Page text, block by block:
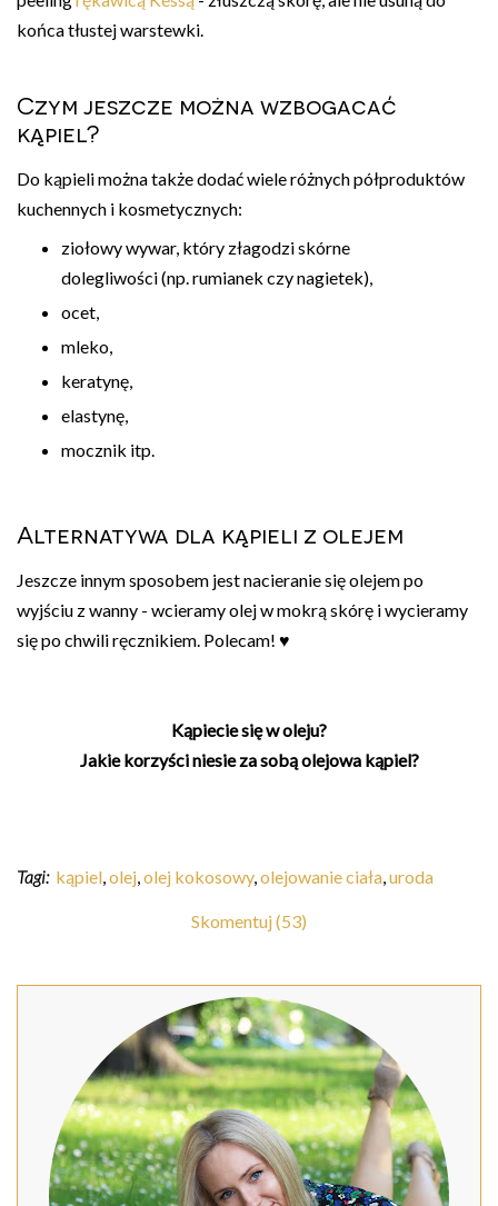
końca tłustej warstewki.
Czym jeszcze można wzbogacać
kąpiel?
Do kąpieli można także dodać wiele różnych półproduktów
kuchennych i kosmetycznych:
ziołowy wywar, który złagodzi skórne
dolegliwości (np. rumianek czy nagietek),
ocet,
mleko,
keratynę,
elastynę,
mocznik itp.
Alternatywa dla kąpieli z olejem
Jeszcze innym sposobem jest nacieranie się olejem po
wyjściu z wanny - wcieramy olej w mokrą skórę i wycieramy
się po chwili ręcznikiem. Polecam! ♥
Kąpiecie się w oleju?
Jakie korzyści niesie za sobą olejowa kąpiel?
Tagi: kąpiel,olej,olej kokosowy,olejowanie ciała,uroda
Skomentuj (53)